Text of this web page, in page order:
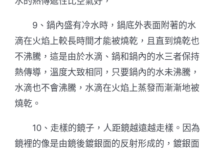
9、鍋內盛有冷水時，鍋底外表面附著的水
滴在火焰上較長時間才能被燒乾，且直到燒乾也
不沸騰，這是由於水滴、鍋和鍋內的水三者保持
熱傳導，溫度大致相同，只要鍋內的水未沸騰，
水滴也不會沸騰，水滴在火焰上蒸發而漸漸地被
燒乾。
10、走樣的鏡子，人距鏡越遠越走樣。因為
鏡裡的像是由鏡後鍍銀面的反射形成的，鍍銀面